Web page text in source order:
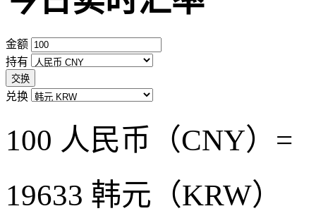
金额
持有
交换
兑换
100 人民币（CNY）=
19633 韩元（KRW）